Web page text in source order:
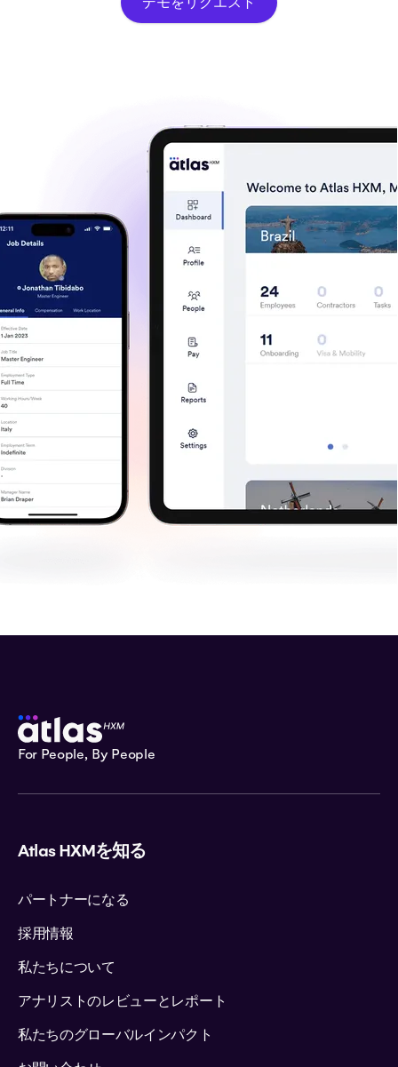
For People, By People
Atlas HXMを知る
パートナーになる
採用情報
私たちについて
アナリストのレビューとレポート
私たちのグローバルインパクト